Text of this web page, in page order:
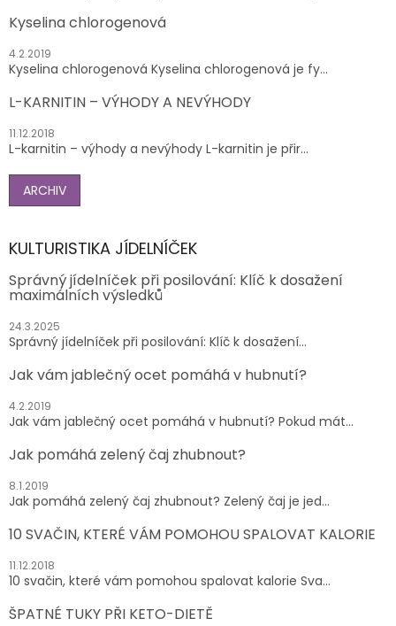
Kyselina chlorogenová
4.2.2019
Kyselina chlorogenová Kyselina chlorogenová je fy...
L-KARNITIN – VÝHODY A NEVÝHODY
11.12.2018
L-karnitin – výhody a nevýhody L-karnitin je přir...
ARCHIV
KULTURISTIKA JÍDELNÍČEK
Správný jídelníček při posilování: Klíč k dosažení
maximálních výsledků
24.3.2025
Správný jídelníček při posilování: Klíč k dosažení...
Jak vám jablečný ocet pomáhá v hubnutí?
4.2.2019
Jak vám jablečný ocet pomáhá v hubnutí? Pokud mát...
Jak pomáhá zelený čaj zhubnout?
8.1.2019
Jak pomáhá zelený čaj zhubnout? Zelený čaj je jed...
10 SVAČIN, KTERÉ VÁM POMOHOU SPALOVAT KALORIE
11.12.2018
10 svačin, které vám pomohou spalovat kalorie Sva...
ŠPATNÉ TUKY PŘI KETO-DIETĚ